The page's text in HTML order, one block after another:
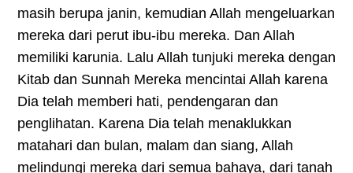
masih berupa janin, kemudian Allah mengeluarkan
mereka dari perut ibu-ibu mereka. Dan Allah
memiliki karunia. Lalu Allah tunjuki mereka dengan
Kitab dan Sunnah Mereka mencintai Allah karena
Dia telah memberi hati, pendengaran dan
penglihatan. Karena Dia telah menaklukkan
matahari dan bulan, malam dan siang, Allah
melindungi mereka dari semua bahaya, dari tanah